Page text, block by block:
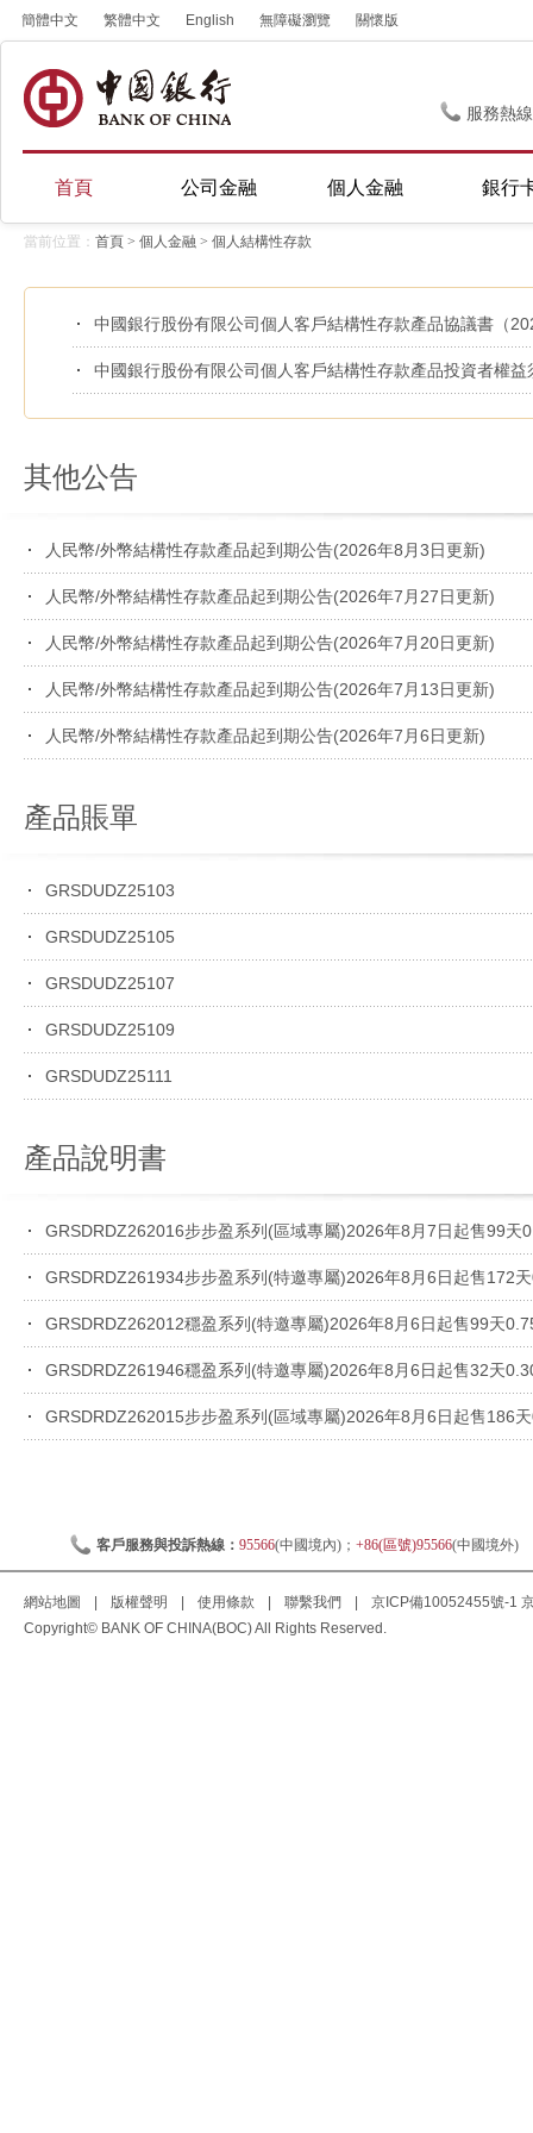
簡體中文 繁體中文 English 無障礙瀏覽 關懷版
服務熱
首頁 公司金融 個人金融 銀行
當前位置： 首頁 > 個人金融 > 個人結構性存款
中國銀行股份有限公司個人客戶結構性存款產品協議書（
中國銀行股份有限公司個人客戶結構性存款產品投資者權
其他公告
人民幣/外幣結構性存款產品起到期公告(2026年8月3日更新)
人民幣/外幣結構性存款產品起到期公告(2026年7月27日更新)
人民幣/外幣結構性存款產品起到期公告(2026年7月20日更新)
人民幣/外幣結構性存款產品起到期公告(2026年7月13日更新)
人民幣/外幣結構性存款產品起到期公告(2026年7月6日更新)
產品賬單
GRSDUDZ25103
GRSDUDZ25105
GRSDUDZ25107
GRSDUDZ25109
GRSDUDZ25111
產品說明書
GRSDRDZ262016步步盈系列(區域專屬)2026年8月7日起售99天
GRSDRDZ261934步步盈系列(特邀專屬)2026年8月6日起售172
GRSDRDZ262012穩盈系列(特邀專屬)2026年8月6日起售99天
GRSDRDZ261946穩盈系列(特邀專屬)2026年8月6日起售32天
GRSDRDZ262015步步盈系列(區域專屬)2026年8月6日起售186
客戶服務與投訴熱線： 95566(中國境內)； +86(區號)95566(中國境外)
網站地圖 版權聲明 使用條款 聯繫我們 京ICP備10052455號-1
Copyright© BANK OF CHINA(BOC) All Rights Reserved.